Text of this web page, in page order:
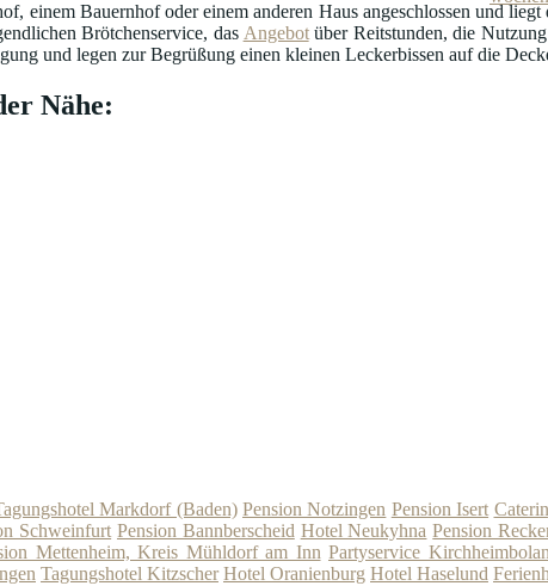
einem Bauernhof oder einem anderen Haus angeschlossen und
Brötchenservice, das Angebotüber Reitstunden, die
und legen zur Begrüßung einen kleinen Leckerbissen auf die
Nähe:
Markdorf (Baden) Pension Notzingen Pension Isert
Schweinfurt Pension Bannberscheid Hotel Neukyhna Pension
Mettenheim, Kreis Mühldorf am Inn Partyservice
Tagungshotel Kitzscher Hotel Oranienburg Hotel Haselund